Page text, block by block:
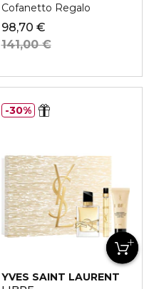
Cofanetto Regalo
98,70 €
141,00 €
YVES SAINT LAURENT
30%